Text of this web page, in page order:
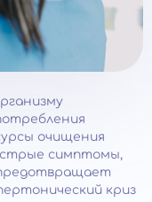
очищения
симптомы,
криз